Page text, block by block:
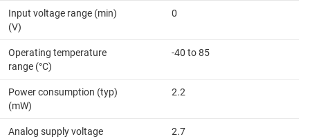
Input voltage range (min)
(V)
0
Operating temperature
range (°C)
-40 to 85
Power consumption (typ)
(mW)
2.2
Analog supply voltage
2.7